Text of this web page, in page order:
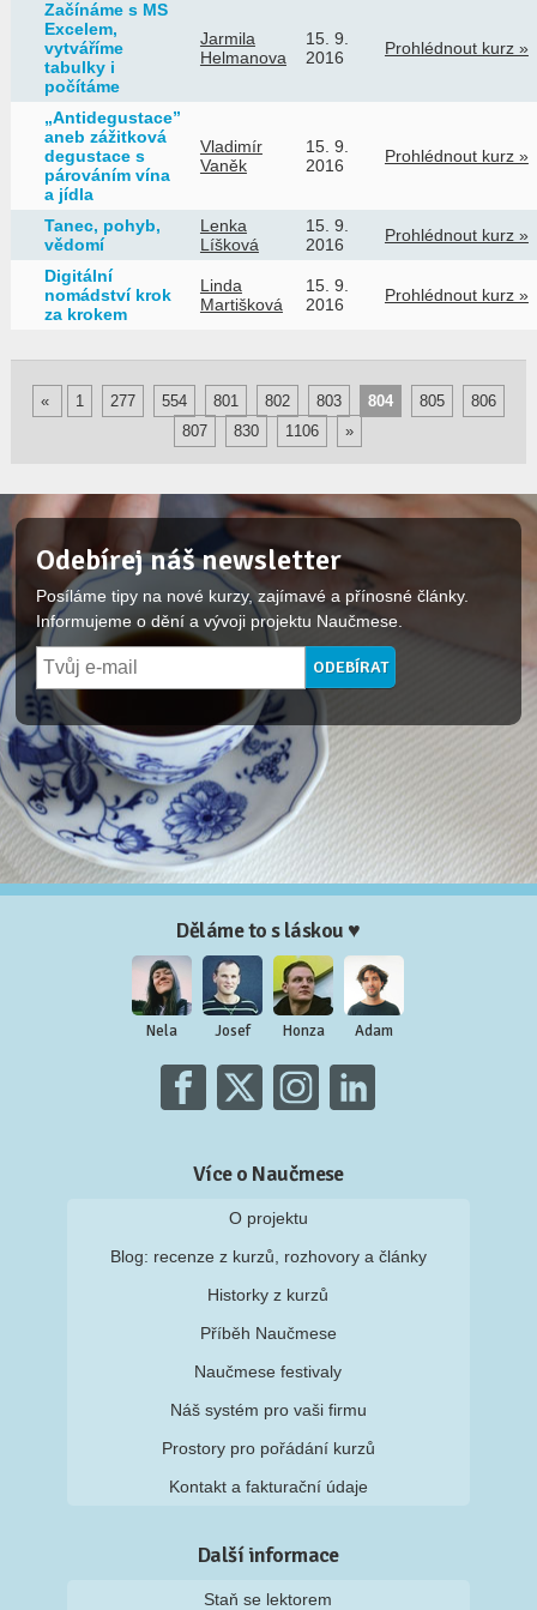
Začínáme s MS
Excelem,
vytváříme
tabulky i
počítáme
Jarmila
Helmanova
15. 9.
2016
Prohlédnout kurz »
„Antidegustace”
aneb zážitková
degustace s
párováním vína
a jídla
Vladimír
Vaněk
15. 9.
2016
Prohlédnout kurz »
Tanec, pohyb,
vědomí
Lenka
Líšková
15. 9.
2016
Prohlédnout kurz »
Digitální
nomádství krok
za krokem
Linda
Martišková
15. 9.
2016
Prohlédnout kurz »
« 1 277 554 801 802 803 804 805
806
807
830 1106 »
Odebírej náš newsletter
Posíláme tipy na nové kurzy, zajímavé a přínosné články.
Informujeme o dění a vývoji projektu Naučmese.
Děláme to s láskou ♥
Nela Josef Honza Adam
Více o Naučmese
O projektu
Blog: recenze z kurzů, rozhovory a články
Historky z kurzů
Příběh Naučmese
Naučmese festivaly
Náš systém pro vaši firmu
Prostory pro pořádání kurzů
Kontakt a fakturační údaje
Další informace
Staň se lektorem